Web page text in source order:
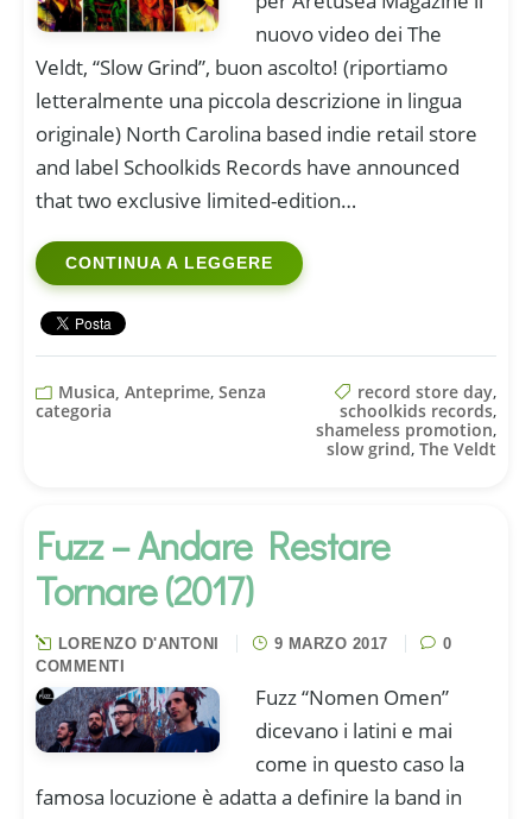
nuovo video dei The
Veldt, “Slow Grind”, buon ascolto! (riportiamo
letteralmente una piccola descrizione in lingua
originale) North Carolina based indie retail store
and label Schoolkids Records have announced
that two exclusive limited-edition…
CONTINUA A LEGGERE
Musica, Anteprime, Senza
categoria
record store day,
schoolkids records,
shameless promotion,
slow grind, The Veldt
Fuzz – Andare Restare
Tornare (2017)
LORENZO D'ANTONI 9 MARZO 2017
0
COMMENTI
Fuzz “Nomen Omen”
dicevano i latini e mai
come in questo caso la
famosa locuzione è adatta a definire la band in